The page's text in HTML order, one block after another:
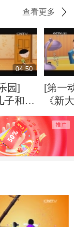
查看更多
04:50
园]
子和小
第二
的大
[第一
《新
头爸
季）
旧玩具